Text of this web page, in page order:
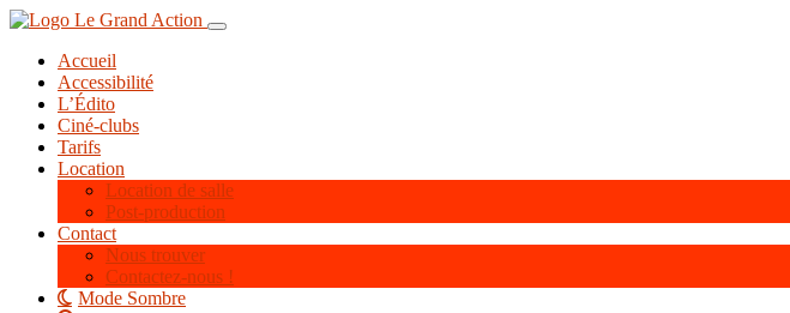
Aller
contenu
principal
Toggle navigation
Accueil
Accessibilité
L’Édito
Ciné-clubs
Tarifs
Location
Location de salle
Post-production
Contact
Nous trouver
Contactez-nous !
Mode Sombre